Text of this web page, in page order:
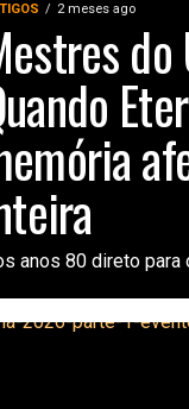
2 meses ago
anos 80 direto para